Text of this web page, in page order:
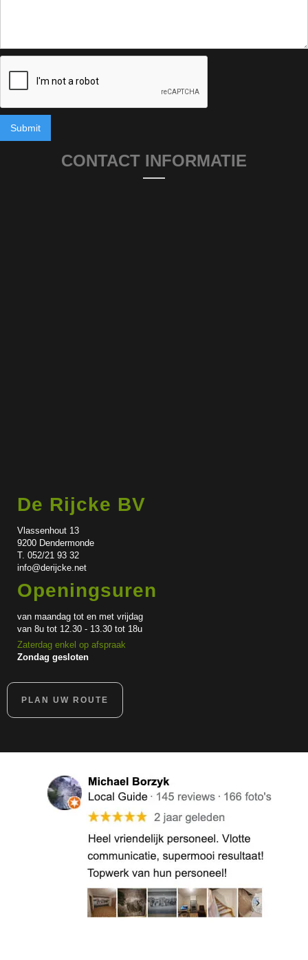
CONTACT INFORMATIE
De Rijcke BV
Vlassenhout 13
9200 Dendermonde
T. 052/21 93 32
info@derijcke.net
Openingsuren
van maandag tot en met vrijdag
van 8u tot 12.30 - 13.30 tot 18u
Zaterdag enkel op afspraak
Zondag gesloten
PLAN UW ROUTE